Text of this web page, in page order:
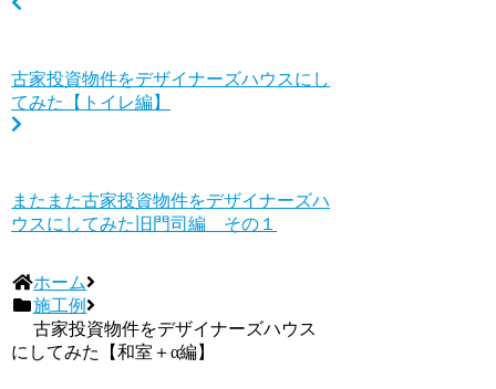
古家投資物件をデザイナーズハウスにし
てみた【トイレ編】
またまた古家投資物件をデザイナーズハ
ウスにしてみた旧門司編 その１
ホーム
施工例
古家投資物件をデザイナーズハウス
にしてみた【和室＋α編】